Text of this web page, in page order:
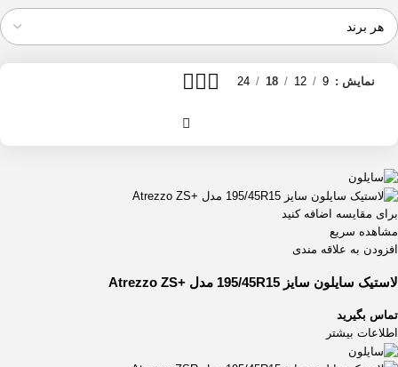
نمایش 9
12
18
24
برای مقایسه اضافه کنید
مشاهده سریع
افزودن به علاقه مندی
لاستیک سایلون سایز 195/45R15 مدل +Atrezzo ZS
تماس بگیرید
اطلاعات بیشتر